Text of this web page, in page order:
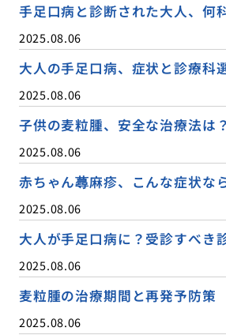
手足口病と診断された大人、何
2025.08.06
大人の手足口病、症状と診療科
2025.08.06
子供の麦粒腫、安全な治療法は？
2025.08.06
赤ちゃん蕁麻疹、こんな症状な
2025.08.06
大人が手足口病に？受診すべき
2025.08.06
麦粒腫の治療期間と再発予防策
2025.08.06